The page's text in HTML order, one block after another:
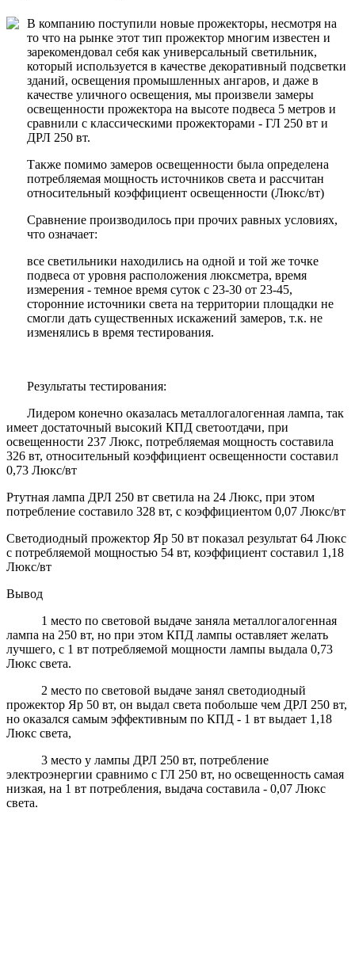
В компанию поступили новые прожекторы, несмотря на
то что на рынке этот тип прожектор многим известен и
зарекомендовал себя как универсальный светильник,
который используется в качестве декоративный подсветки
зданий, освещения промышленных ангаров, и даже в
качестве уличного освещения, мы произвели замеры
освещенности прожектора на высоте подвеса 5 метров и
сравнили с классическими прожекторами - ГЛ 250 вт и
ДРЛ 250 вт.
Также помимо замеров освещенности была определена
потребляемая мощность источников света и рассчитан
относительный коэффициент освещенности (Люкс/вт)
Сравнение производилось при прочих равных условиях,
что означает:
все светильники находились на одной и той же точке
подвеса от уровня расположения люксметра, время
измерения - темное время суток с 23-30 от 23-45,
сторонние источники света на территории площадки не
смогли дать существенных искажений замеров, т.к. не
изменялись в время тестирования.
Результаты тестирования:
Лидером конечно оказалась металлогалогенная лампа, так
имеет достаточный высокий КПД светоотдачи, при
освещенности 237 Люкс, потребляемая мощность составила
326 вт, относительный коэффициент освещенности составил
0,73 Люкс/вт
Ртутная лампа ДРЛ 250 вт светила на 24 Люкс, при этом
потребление составило 328 вт, с коэффициентом 0,07 Люкс/вт
Светодиодный прожектор Яр 50 вт показал результат 64 Люкс
с потребляемой мощностью 54 вт, коэффициент составил 1,18
Люкс/вт
Вывод
1 место по световой выдаче заняла металлогалогенная
лампа на 250 вт, но при этом КПД лампы оставляет желать
лучшего, с 1 вт потребляемой мощности лампы выдала 0,73
Люкс света.
2 место по световой выдаче занял светодиодный
прожектор Яр 50 вт, он выдал света побольше чем ДРЛ 250 вт,
но оказался самым эффективным по КПД - 1 вт выдает 1,18
Люкс света,
3 место у лампы ДРЛ 250 вт, потребление
электроэнергии сравнимо с ГЛ 250 вт, но освещенность самая
низкая, на 1 вт потребления, выдача составила - 0,07 Люкс
света.